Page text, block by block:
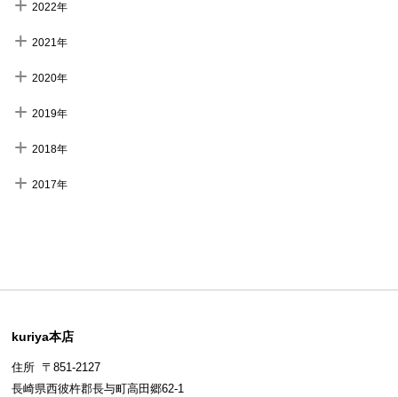
2022年
2021年
2020年
2019年
2018年
2017年
kuriya本店
住所 〒851-2127
長崎県西彼杵郡長与町高田郷62-1